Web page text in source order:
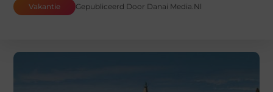
Vakantie Gepubliceerd Door Danai Media.nl